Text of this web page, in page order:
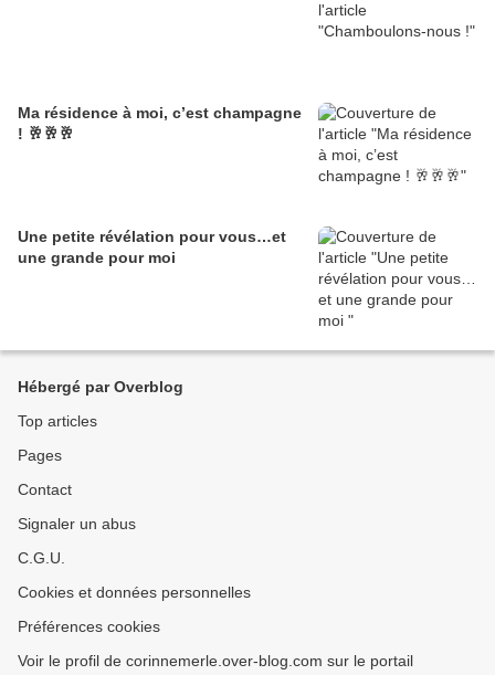
Ma résidence à moi, c’est champagne
! 🥂🥂🥂
Une petite révélation pour vous…et
une grande pour moi
Hébergé par Overblog
Top articles
Pages
Contact
Signaler un abus
C.G.U.
Cookies et données personnelles
Préférences cookies
Voir le profil de corinnemerle.over-blog.com sur le portail